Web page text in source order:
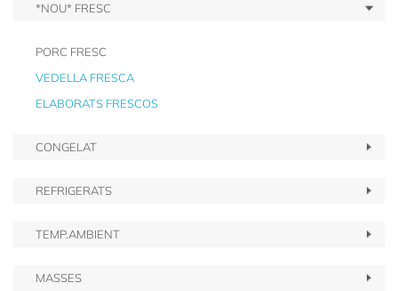
*NOU* FRESC
PORC FRESC
VEDELLA FRESCA
ELABORATS FRESCOS
CONGELAT
REFRIGERATS
TEMP.AMBIENT
MASSES